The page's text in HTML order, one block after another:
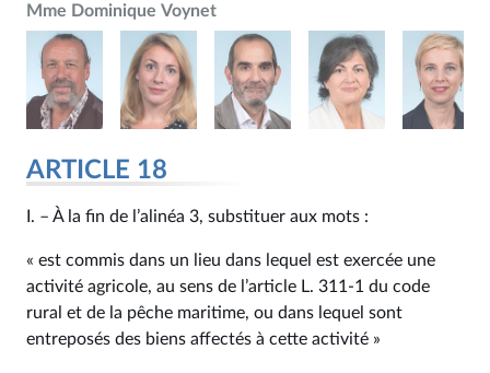
Mme Dominique Voynet
ARTICLE 18
I. – À la fin de l’alinéa 3, substituer aux mots :
« est commis dans un lieu dans lequel est exercée une
activité agricole, au sens de l’article L. 311‑1 du code
rural et de la pêche maritime, ou dans lequel sont
entreposés des biens affectés à cette activité »